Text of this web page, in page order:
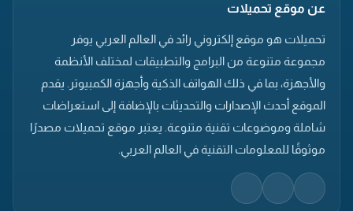
عن موقع تحميلات
تحميلات هو موقع إلكتروني رائد في العالم العربي يوفر
مجموعة متنوعة من البرامج والتطبيقات لمختلف الأنظمة
والأجهزة، بما في ذلك الهواتف الذكية وأجهزة الكمبيوتر. يقدم
الموقع أحدث الإصدارات والتحديثات بالإضافة إلى استعراضات
شاملة وموضوعات تقنية متنوعة. يعتبر موقع تحميلات مصدرًا
موثوقًا للمعلومات التقنية في العالم العربي.